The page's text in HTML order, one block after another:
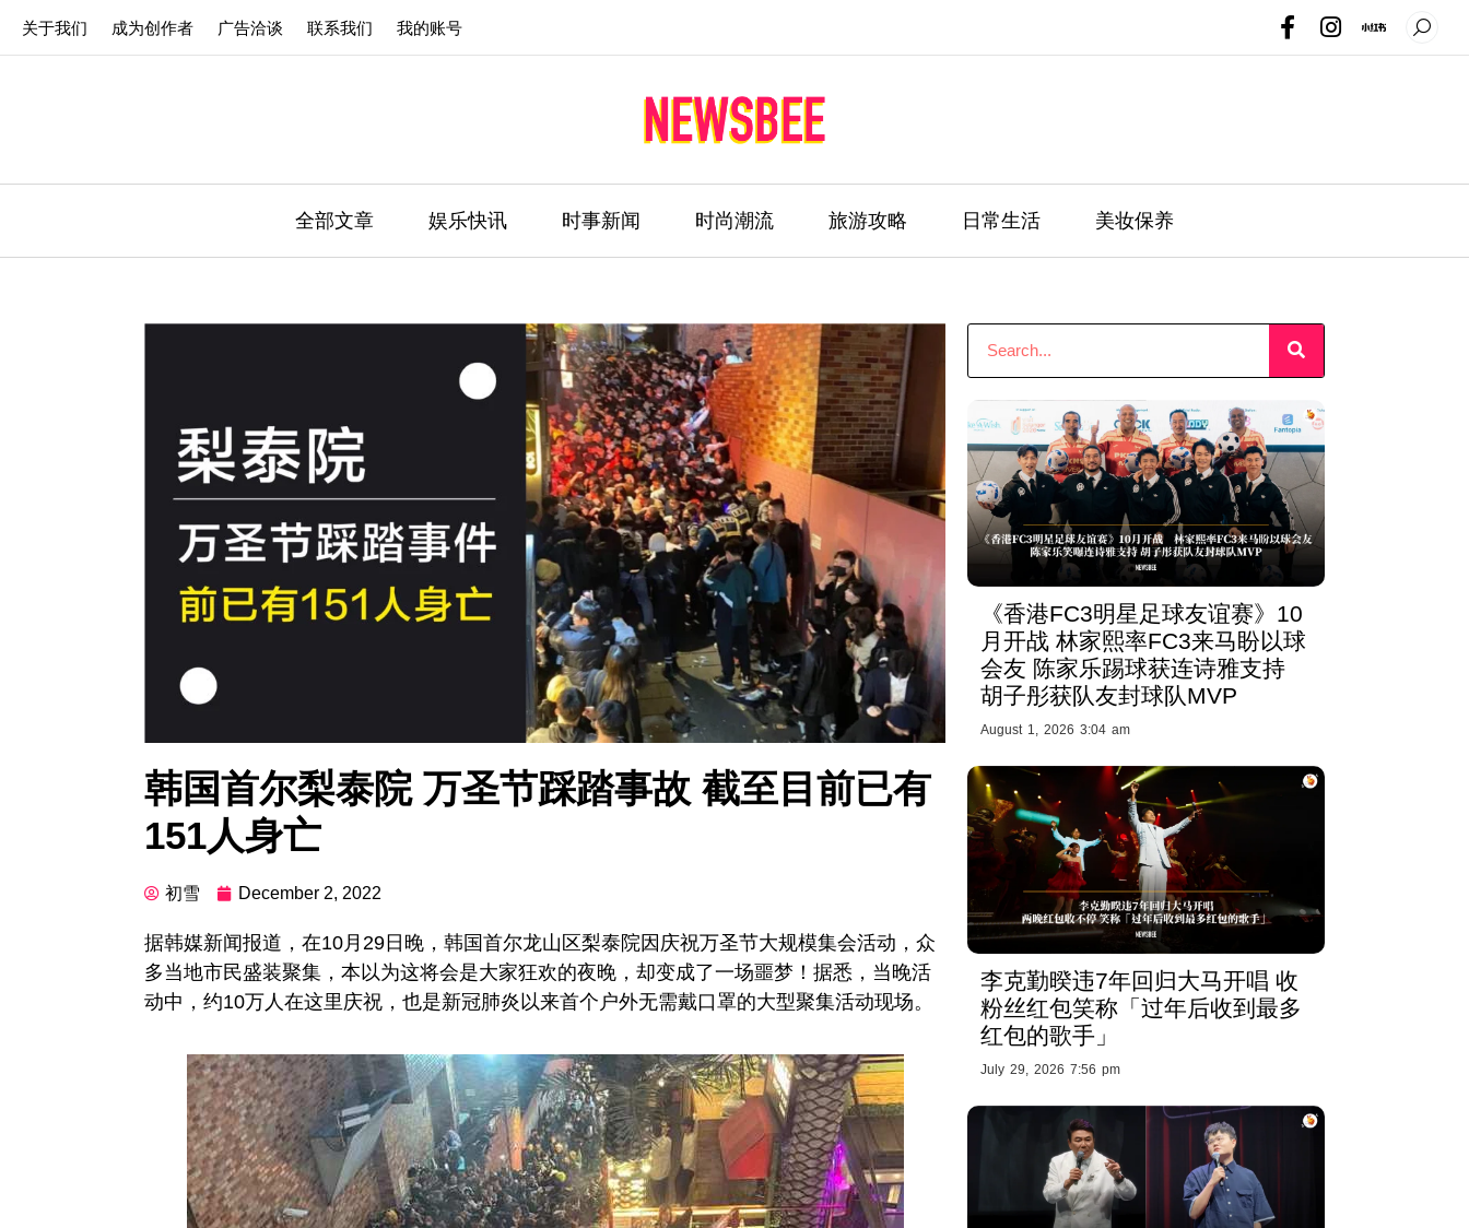
关于我们 成为创作者 广告洽谈 联系我们 我的账号
全部文章 娱乐快讯 时事新闻 时尚潮流 旅游攻略 日常生活 美妆保养
韩国首尔梨泰院 万圣节踩踏事故 截至目前已有
151人身亡
初雪 December 2, 2022
据韩媒新闻报道，在10月29日晚，韩国首尔龙山区梨泰院因庆祝万圣节大规模集会活动，众
多当地市民盛装聚集，本以为这将会是大家狂欢的夜晚，却变成了一场噩梦！据悉，当晚活
动中，约10万人在这里庆祝，也是新冠肺炎以来首个户外无需戴口罩的大型聚集活动现场。
《香港FC3明星足球友谊赛》10
月开战 林家熙率FC3来马盼以球
会友 陈家乐踢球获连诗雅支持
胡子彤获队友封球队MVP
August 1, 2026 3:04 am
李克勤暌违7年回归大马开唱 收
粉丝红包笑称「过年后收到最多
红包的歌手」
July 29, 2026 7:56 pm